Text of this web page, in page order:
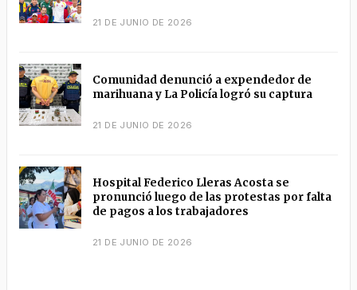
21 DE JUNIO DE 2026
Comunidad denunció a expendedor de
marihuana y La Policía logró su captura
21 DE JUNIO DE 2026
Hospital Federico Lleras Acosta se
pronunció luego de las protestas por falta
de pagos a los trabajadores
21 DE JUNIO DE 2026